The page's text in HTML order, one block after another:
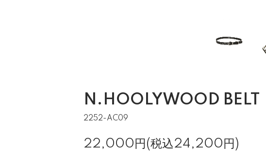
N.HOOLYWOOD BELT
2252-AC09
22,000円(税込24,200円)